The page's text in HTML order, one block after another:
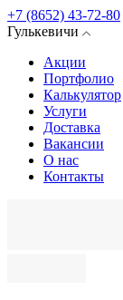
+7 (8652) 43-72-80
Гулькевичи
Акции
Портфолио
Калькулятор
Услуги
Доставка
Вакансии
О нас
Контакты